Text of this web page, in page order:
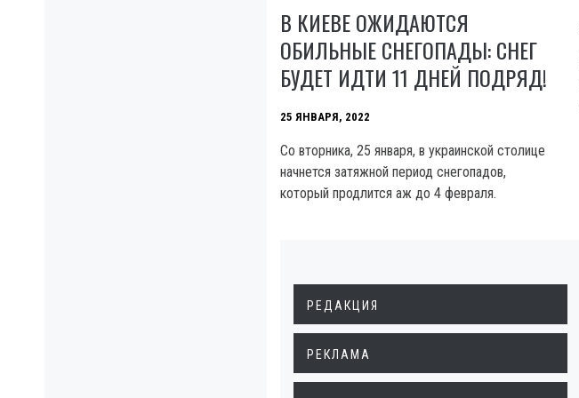
В КИЕВЕ ОЖИДАЮТСЯ
ОБИЛЬНЫЕ СНЕГОПАДЫ: СНЕГ
БУДЕТ ИДТИ 11 ДНЕЙ ПОДРЯД!
25 ЯНВАРЯ, 2022
Со вторника, 25 января, в украинской столице
начнется затяжной период снегопадов,
который продлится аж до 4 февраля.
РЕДАКЦИЯ
РЕКЛАМА